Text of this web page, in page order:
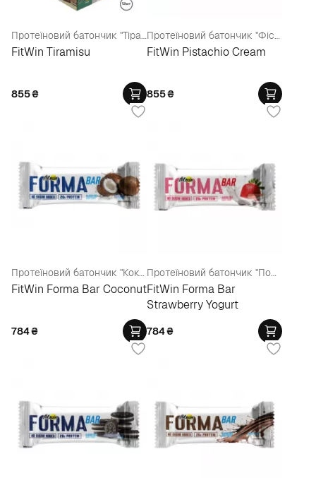
Протеїновий батончик "Тірамісу"
FitWin Tiramisu
855₴
Протеїновий батончик "Фісташковий крем"
FitWin Pistachio Cream
855₴
Протеїновий батончик "Кокос"
FitWin Forma Bar Coconut
784₴
Протеїновий батончик "Полуничний йогурт"
FitWin Forma Bar
Strawberry Yogurt
784₴